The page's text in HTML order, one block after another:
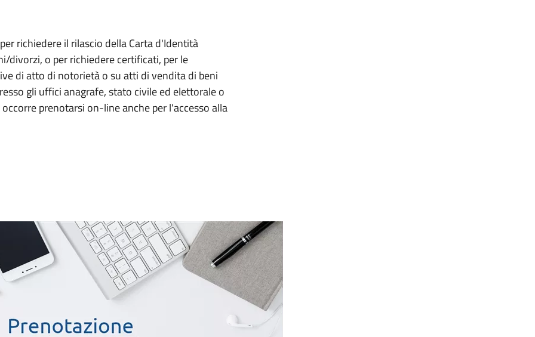
richiedere il rilascio della Carta d'Identità
divorzi, o per richiedere certificati, per le
di atto di notorietà o su atti di vendita di beni
gli uffici anagrafe, stato civile ed elettorale o
prenotarsi on-line anche per l'accesso alla